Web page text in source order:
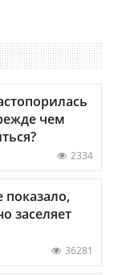
чем
2334
показало,
заселяет
36281